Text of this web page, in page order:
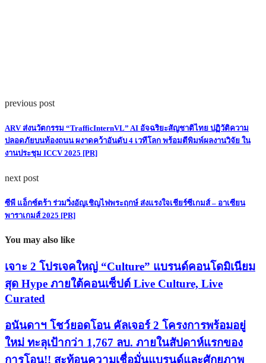
previous post
ARV ส่งนวัตกรรม “TrafficInternVL” AI อัจฉริยะสัญชาติไทย ปฏิวัติความ
ปลอดภัยบนท้องถนน ผงาดคว้าอันดับ 4 เวทีโลก พร้อมตีพิมพ์ผลงานวิจัย ใน
งานประชุม ICCV 2025 [PR]
next post
ซีพี แอ็กซ์ตร้า ร่วมวิ่งอัญเชิญไฟพระฤกษ์ ส่งแรงใจเชียร์ซีเกมส์ – อาเซียน
พาราเกมส์ 2025 [PR]
You may also like
เจาะ 2 โปรเจคใหญ่ “Culture” แบรนด์คอนโดมิเนียม
สุด Hype ภายใต้คอนเซ็ปต์ Live Culture, Live
Curated
อนันดาฯ โชว์ยอดโอน คัลเจอร์ 2 โครงการพร้อมอยู่
ใหม่ ทะลุเป้ากว่า 1,767 ลบ. ภายในสัปดาห์แรกของ
การโอน!! สะท้อนความเชื่อมั่นแบรนด์และศักยภาพ